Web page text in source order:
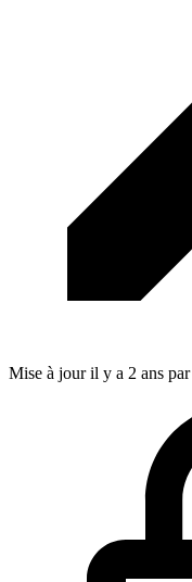
Mise à jouril y a 2 ans par